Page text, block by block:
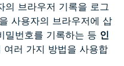
의 브라우저 기록을 로그
사용자의 브라우저에 삽
밀번호를 기록하는 등 인
여러 가지 방법을 사용합